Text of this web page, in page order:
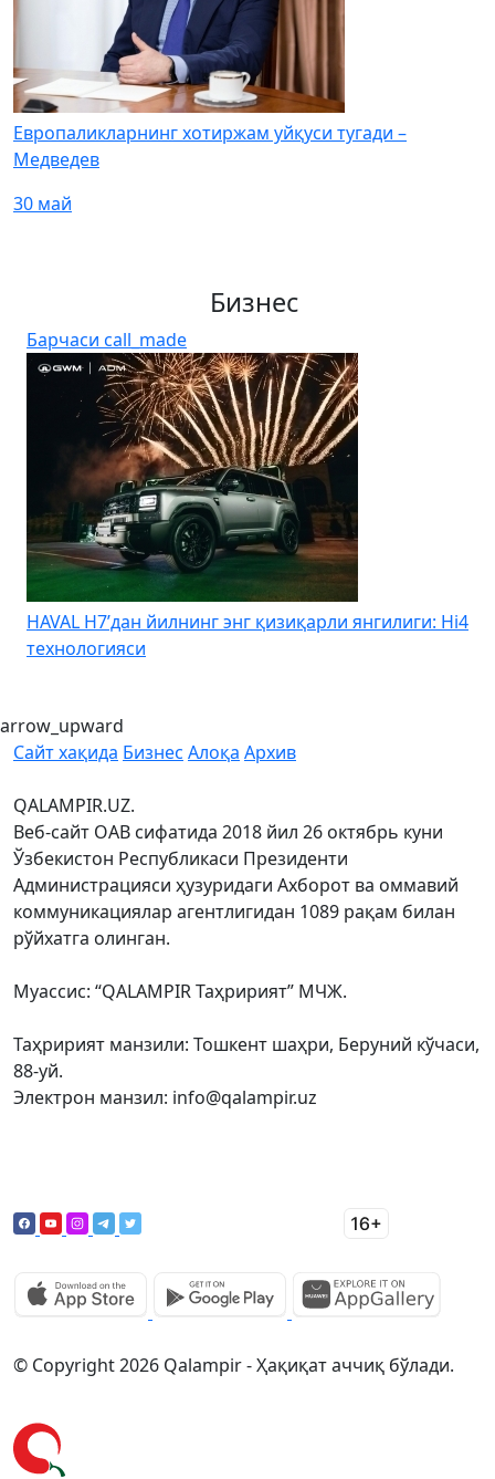
Европаликларнинг хотиржам уйқуси тугади –
Медведев
30 май
Бизнес
Барчаси call_made
HAVAL H7’дан йилнинг энг қизиқарли янгилиги: Hi4
технологияси
arrow_upward
Сайт хақида Бизнес Алоқа Архив
QALAMPIR.UZ.
Веб-сайт ОАВ сифатида 2018 йил 26 октябрь куни
Ўзбекистон Республикаси Президенти
Администрацияси ҳузуридаги Ахборот ва оммавий
коммуникациялар агентлигидан 1089 рақам билан
рўйхатга олинган.
Муассис: “QALAMPIR Таҳририят” МЧЖ.
Таҳририят манзили: Тошкент шаҳри, Беруний кўчаси,
88-уй.
Электрон манзил: info@qalampir.uz
© Copyright 2026 Qalampir - Ҳақиқат аччиқ бўлади.